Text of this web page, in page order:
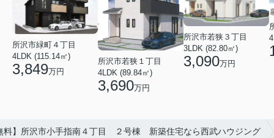
所沢市緑町４丁目
4LDK (115.14㎡)
3,849万円
所沢市若狭１丁目
4LDK (89.84㎡)
3,690万円
所沢市若狭３丁目
3LDK (82.80㎡)
3,090万円
料】所沢市小手指南４丁目 ２号棟 新築住宅なら西武ハウジング